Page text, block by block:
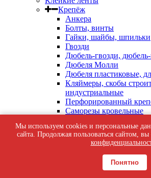
Крепёж
Анкера
Болты, винты
Гайки, шайбы, шпильки
Гвозди
Дюбель-гвозди,
Дюбеля Молли
Дюбеля пластиковые,
Кляймеры, скобы
индустриальные
Перфорированный
Саморезы кровельные
Саморезы с пресс-
Саморезы черные
Такелаж
Тросы, цепи
Шурупы жёлтые
Мы используем cookies и персональные
сайта. Продолжая пользоваться сайтом, вы
Понятно